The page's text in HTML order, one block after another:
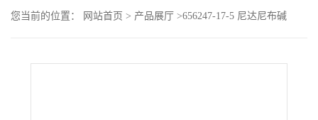
您当前的位置： 网站首页 > 产品展厅 >656247-17-5 尼达尼布碱